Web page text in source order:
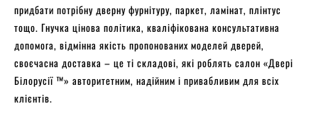
придбати потрібну дверну фурнітуру, паркет, ламінат, плінтус
тощо. Гнучка цінова політика, кваліфікована консультативна
допомога, відмінна якість пропонованих моделей дверей,
своєчасна доставка – це ті складові, які роблять салон «Двері
Білорусії ™» авторитетним, надійним і привабливим для всіх
клієнтів.